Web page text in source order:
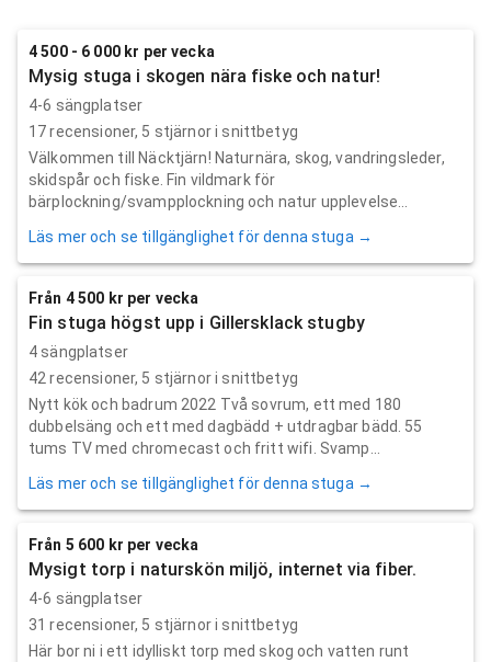
4 500 - 6 000 kr per vecka
Mysig stuga i skogen nära fiske och natur!
4-6 sängplatser
17recensioner, 5 stjärnor i snittbetyg
Välkommen till Näcktjärn! Naturnära, skog, vandringsleder,
skidspår och fiske. Fin vildmark för
bärplockning/svampplockning och natur upplevelse...
Läs mer och se tillgänglighet för denna stuga →
Från 4 500 kr per vecka
Fin stuga högst upp i Gillersklack stugby
4 sängplatser
42 recensioner, 5 stjärnor i snittbetyg
Nytt kök och badrum 2022 Två sovrum, ett med 180
dubbelsäng och ett med dagbädd + utdragbar bädd. 55
tums TV med chromecast och fritt wifi. Svamp...
Läs mer och se tillgänglighet för denna stuga →
Från 5 600 kr per vecka
Mysigt torp i naturskön miljö, internet via fiber.
4-6 sängplatser
31 recensioner, 5 stjärnor i snittbetyg
Här bor ni i ett idylliskt torp med skog och vatten runt